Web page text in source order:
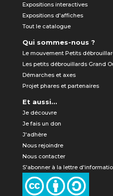
Expositions interactives
Expositions d'affiches
Tout le catalogue
Qui sommes-nous ?
Le mouvement Petits
Les petits débrouillards Grand
Démarches et axes
Projet phares et partenaires
Et aussi...
Je découvre
Je fais un don
J'adhère
Nous rejoindre
Nous contacter
S'abonner à la lettre